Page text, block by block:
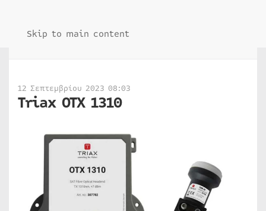
Skip to main content
12 Σεπτεμβρίου 2023 08:03
Triax OTX 1310